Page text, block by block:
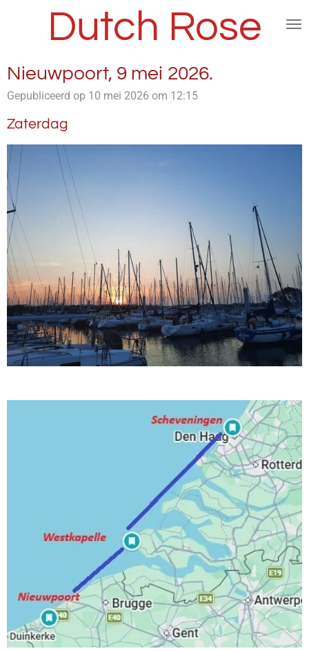
de
hoofdinhoud
Dutch Rose
Nieuwpoort, 9 mei 2026.
Gepubliceerd op 10 mei 2026 om 12:15
Zaterdag